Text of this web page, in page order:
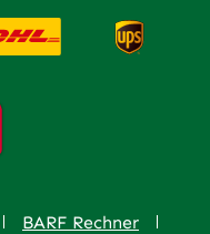
BARF Rechner